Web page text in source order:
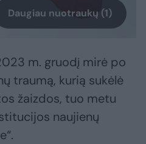
Daugiau nuotraukų (1)
m. gruodį mirė po
traumą, kurią sukėlė
žaizdos, tuo metu
naujienų